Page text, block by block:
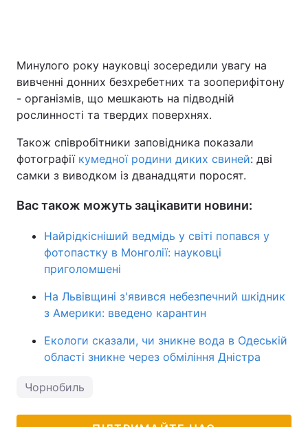
Минулого року науковці зосередили увагу на
вивченні донних безхребетних та зооперифітону
- організмів, що мешкають на підводній
рослинності та твердих поверхнях.
Також співробітники заповідника показали
фотографії кумедної родини диких свиней: дві
самки з виводком із дванадцяти поросят.
Вас також можуть зацікавити новини:
Найрідкісніший ведмідь у світі попався у
фотопастку в Монголії: науковці
приголомшені
На Львівщині з'явився небезпечний шкідник
з Америки: введено карантин
Екологи сказали, чи зникне вода в Одеській
області зникне через обміління Дністра
Чорнобиль